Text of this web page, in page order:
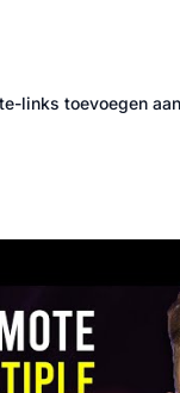
links toevoegen